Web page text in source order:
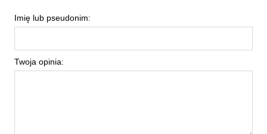
Imię lub pseudonim:
Twoja opinia: